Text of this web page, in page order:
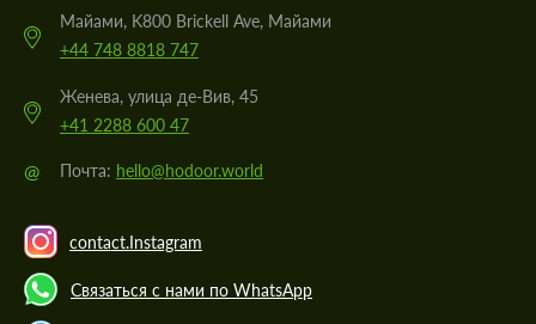
Майами, K800 Brickell Ave, Майами
+44 748 8818 747
Женева, улица де-Вив, 45
+41 2288 600 47
@ Почта: hello@hodoor.world
contact.Instagram
Связаться с нами по WhatsApp